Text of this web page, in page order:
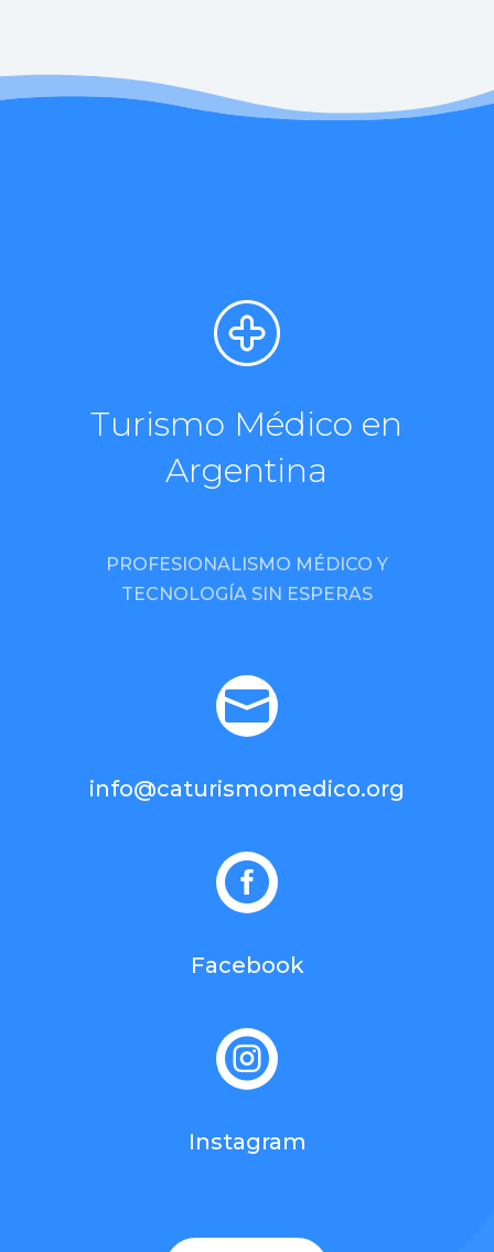
Turismo Médico en
Argentina
PROFESIONALISMO MÉDICO Y
TECNOLOGÍA SIN ESPERAS

info@caturismomedico.org

Facebook

Instagram